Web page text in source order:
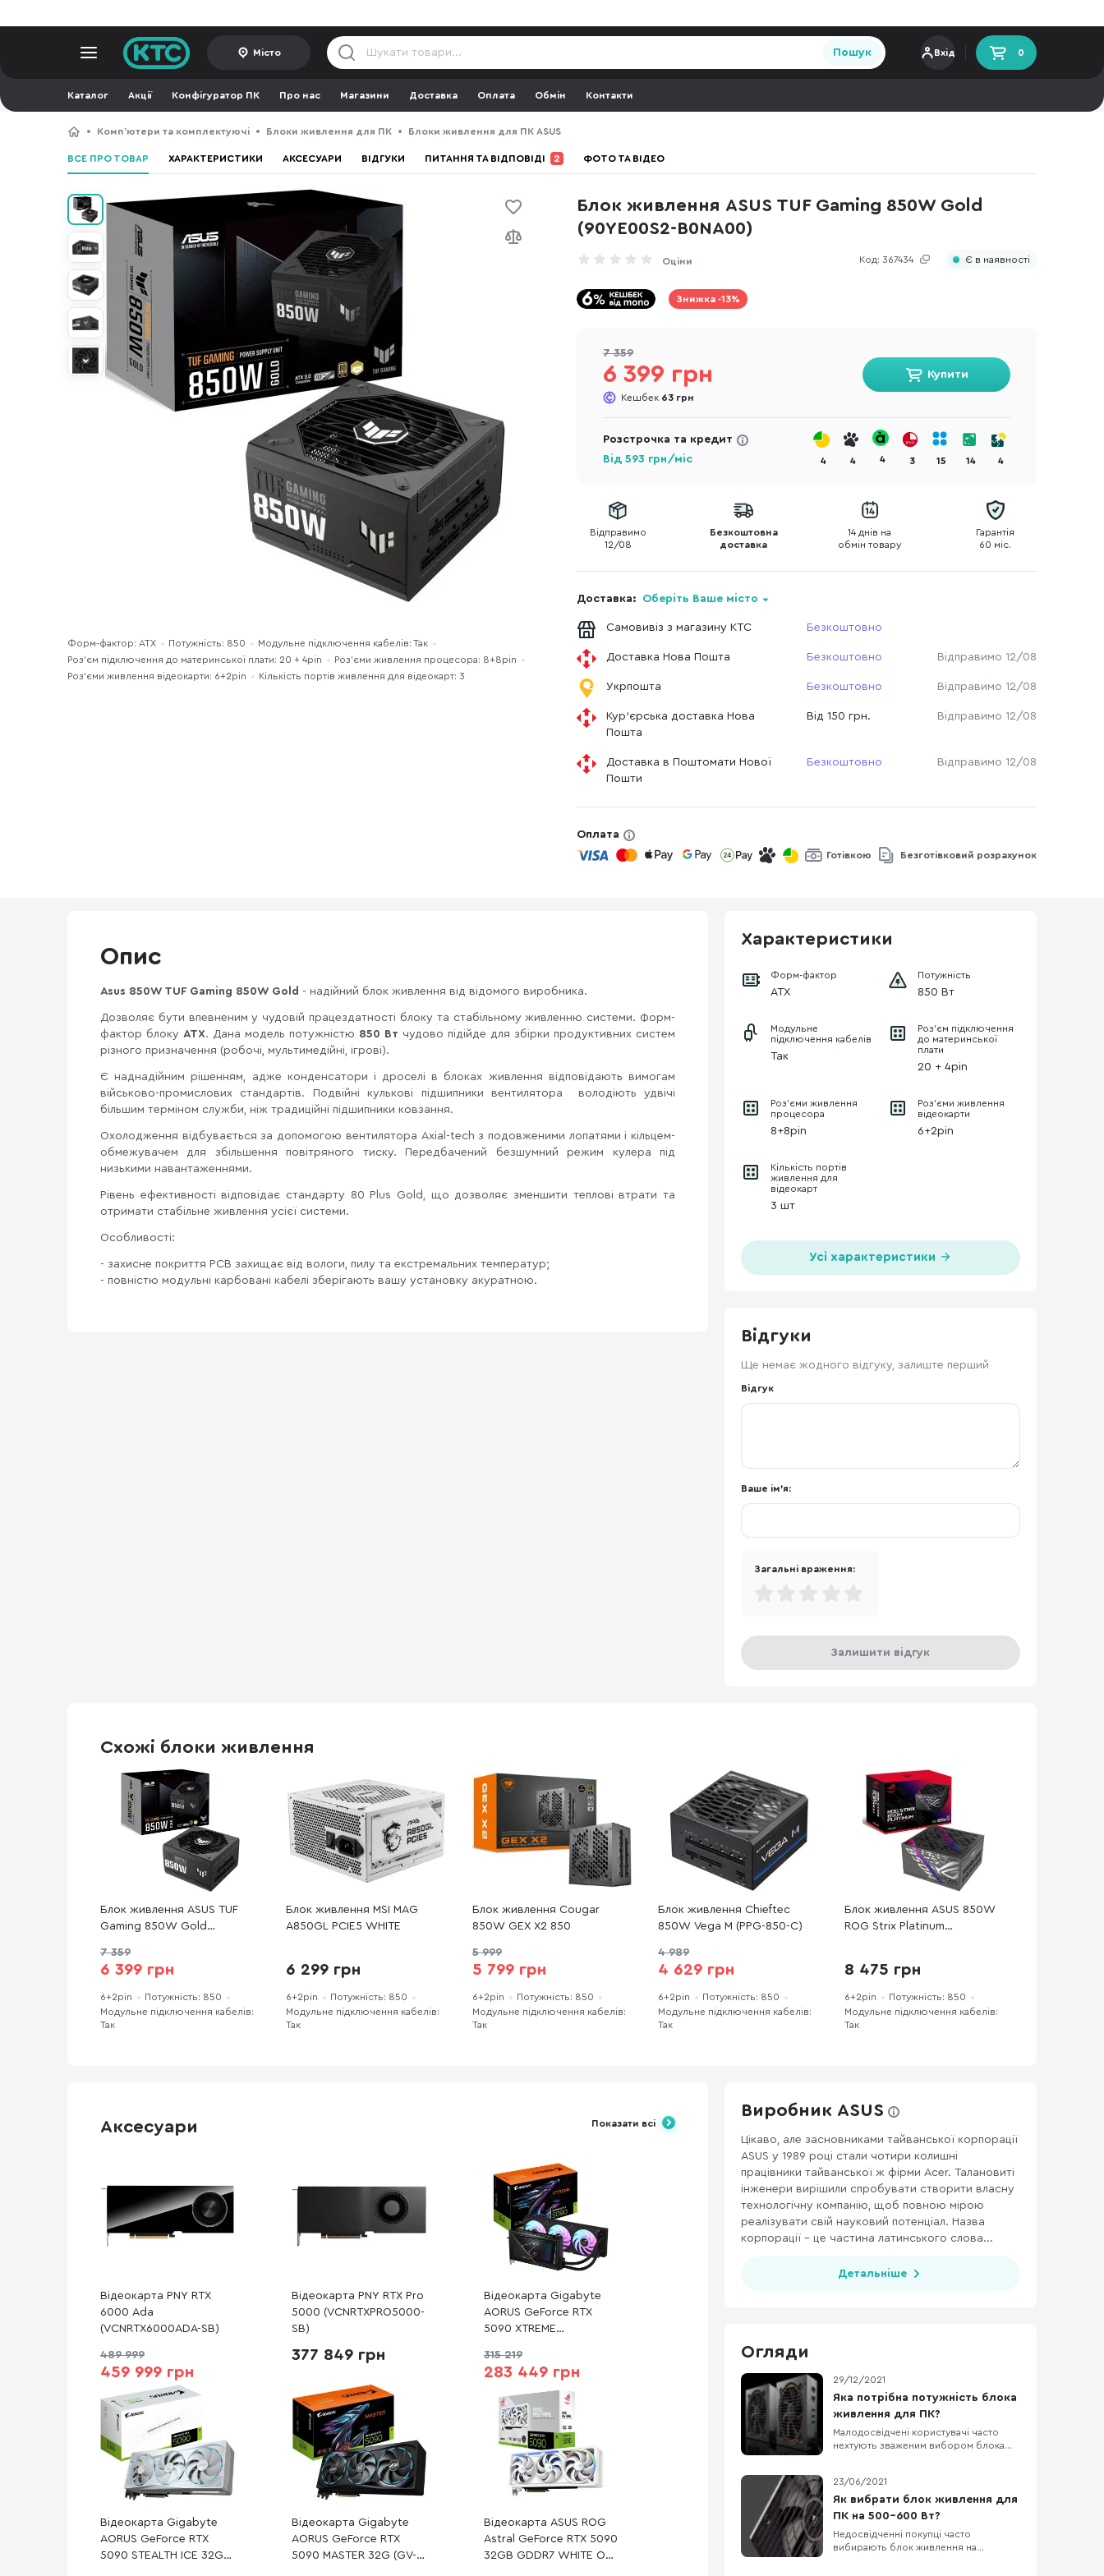
Місто Пошук Вхід 0
Каталог Акції Конфігуратор ПК Про нас Магазини Доставка Оплата Обмін Контакти
Компʼютери та комплектуючі Блоки живлення для ПК Блоки живлення для ПК ASUS
ВСЕ ПРО ТОВАР ХАРАКТЕРИСТИКИ АКСЕСУАРИ ВІДГУКИ ПИТАННЯ ТА ВІДПОВІДІ 2 ФОТО ТА ВІДЕО
Блок живлення ASUS TUF Gaming 850W Gold
(90YE00S2-B0NA00)
Код: 367434
Оціни Є в наявності
Форм-фактор: ATX Потужність: 850
Модульне підключення кабелів: Так
Роз’єм підключення до материнської плати: 20 + 4pin
Роз'єми живлення процесора: 8+8pin
Роз'єми живлення відеокарти: 6+2pin
Кількість портів живлення для відеокарт: 3
Знижка -13%
7 359
6 399 грн
Кешбек 63 грн
Купити
Розстрочка та кредит
Від 593 грн/міс 4 4 4 3 15 14 4
Відправимо
12/08
Безкоштовна
доставка
14 днів на
обмін товару
Гарантія
60 міс.
Доставка: Оберіть Ваше місто
Самовивіз з магазину КТС Безкоштовно
Доставка Нова Пошта Безкоштовно Відправимо 12/08
Укрпошта Безкоштовно Відправимо 12/08
Кур'єрська доставка Нова
Пошта
Від 150 грн. Відправимо 12/08
Доставка в Поштомати Нової
Пошти
Безкоштовно Відправимо 12/08
Оплата
Готівкою Безготівковий розрахунок
Опис
Asus 850W TUF Gaming 850W Gold - надійний блок живлення від відомого виробника.
Дозволяє бути впевненим у чудовій працездатності блоку та стабільному живленню системи. Форм-
фактор блоку ATX. Дана модель потужністю 850 Вт чудово підійде для збірки продуктивних систем
різного призначення (робочі, мультимедійні, ігрові).
Є наднадійним рішенням, адже конденсатори і дроселі в блоках живлення відповідають вимогам
військово-промислових стандартів. Подвійні кулькові підшипники вентилятора володіють удвічі
більшим терміном служби, ніж традиційні підшипники ковзання.
Охолодження відбувається за допомогою вентилятора Axial-tech з подовженими лопатями і кільцем-
обмежувачем для збільшення повітряного тиску. Передбачений безшумний режим кулера під
низькими навантаженнями.
Рівень ефективності відповідає стандарту 80 Plus Gold, що дозволяє зменшити теплові втрати та
отримати стабільне живлення усієї системи.
Особливості:
- захисне покриття PCB захищає від вологи, пилу та екстремальних температур;
- повністю модульні карбовані кабелі зберігають вашу установку акуратною.
Характеристики
Форм-фактор
ATX
Потужність
850 Вт
Модульне
підключення кабелів
Так
Роз’єм підключення
до материнської
плати
20 + 4pin
Роз'єми живлення
процесора
8+8pin
Роз'єми живлення
відеокарти
6+2pin
Кількість портів
живлення для
відеокарт
3 шт
Усі характеристики
Відгуки
Ще немає жодного відгуку, залиште перший
Відгук
Ваше ім'я:
Загальні враження:
Залишити відгук
Схожі блоки живлення
Блок живлення ASUS TUF
Gaming 850W Gold
7 359
6 399 грн
6+2pin
Потужність: 850
Модульне підключення кабелів:
Так
Блок живлення MSI MAG
A850GL PCIE5 WHITE
6 299 грн
6+2pin
Потужність: 850
Модульне підключення кабелів:
Так
Блок живлення Cougar
850W GEX X2 850
5 999
5 799 грн
6+2pin
Потужність: 850
Модульне підключення кабелів:
Так
Блок живлення Chieftec
850W Vega M (PPG-850-C)
4 989
4 629 грн
6+2pin
Потужність: 850
Модульне підключення кабелів:
Так
Блок живлення ASUS 850W
ROG Strix Platinum
8 475 грн
6+2pin
Потужність: 850
Модульне підключення кабелів:
Так
Показати всі
Аксесуари
Відеокарта PNY RTX
6000 Ada
(VCNRTX6000ADA-SB)
489 999
459 999 грн
Відеокарта PNY RTX Pro
5000 (VCNRTXPRO5000-
SB)
377 849 грн
Відеокарта Gigabyte
AORUS GeForce RTX
5090 XTREME
N5090AORUSX W-32GD)
315 219
283 449 грн
Відеокарта Gigabyte
AORUS GeForce RTX
5090 STEALTH ICE 32G
Відеокарта Gigabyte
AORUS GeForce RTX
5090 MASTER 32G (GV-
Відеокарта ASUS ROG
Astral GeForce RTX 5090
32GB GDDR7 WHITE OC
Виробник ASUS
Цікаво, але засновниками тайванської корпорації
ASUS у 1989 році стали чотири колишні
працівники тайванської ж фірми Acer. Талановиті
інженери вирішили спробувати створити власну
технологічну компанію, щоб повною мірою
реалізувати свій науковий потенціал. Назва
корпорації – це частина латинського слова...
Детальніше
Огляди
29/12/2021
Яка потрібна потужність блока
живлення для ПК?
Малодосвідчені користувачі часто
нехтують зваженим вибором блока
адже саме від нього залежить
здоров'я та довговічність всіх інших
компонентів ПК. У цій статті ми
потужність БЖ саме для вашої
конфігура
23/06/2021
Як вибрати блок живлення для
ПК на 500-600 Вт?
Недосвідченні покупці часто
вибирають блок живлення на